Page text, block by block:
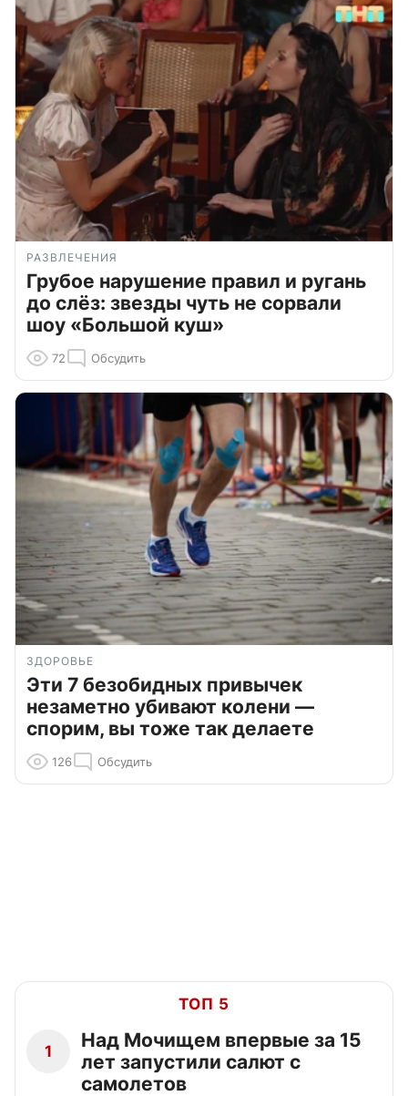
РАЗВЛЕЧЕНИЯ
Грубое нарушение правил и ругань
до слёз: звезды чуть не сорвали
шоу «Большой куш»
72 Обсудить
ЗДОРОВЬЕ
Эти 7 безобидных привычек
незаметно убивают колени —
спорим, вы тоже так делаете
126 Обсудить
ТОП 5
1
Над Мочищем впервые за 15
лет запустили салют с
самолетов